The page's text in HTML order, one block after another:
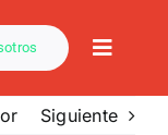
Toggle
Siguiente